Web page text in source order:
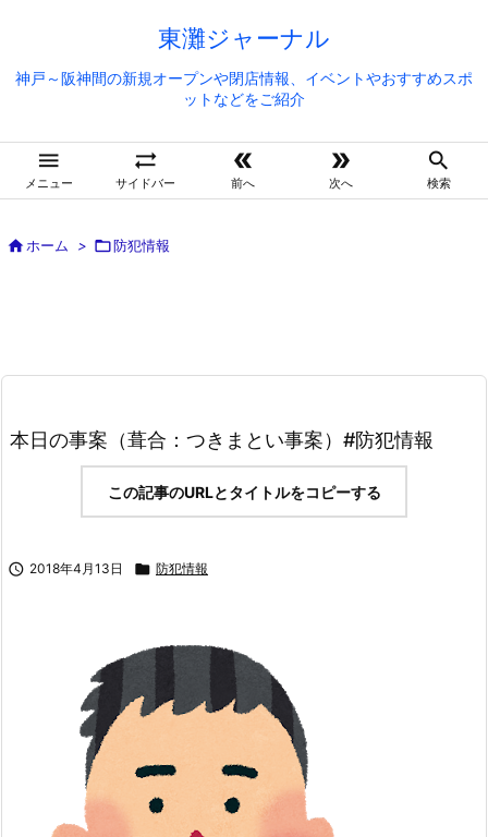
東灘ジャーナル
神戸～阪神間の新規オープンや閉店情報、イベントやおすすめスポ
ットなどをご紹介

メニュー

サイドバー

前へ

次へ

検索
ホーム > 防犯情報
本日の事案（葺合：つきまとい事案）#防犯情報
この記事のURLとタイトルをコピーする
 2018年4月13日  防犯情報